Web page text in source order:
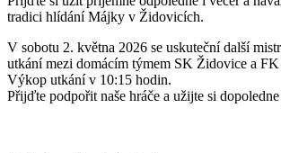
tradici hlídání Májky v Židovicích.
V sobotu 2. května 2026 se uskuteční další
utkání mezi domácím týmem SK Židovice a
Výkop utkání v 10:15 hodin.
Přijďte podpořit naše hráče a užijte si